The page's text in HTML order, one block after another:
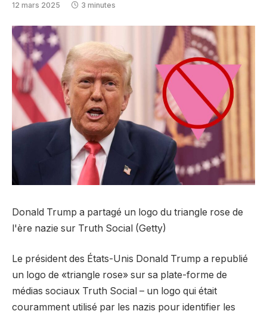
12 mars 2025 3 minutes
Donald Trump a partagé un logo du triangle rose de
l'ère nazie sur Truth Social (Getty)
Le président des États-Unis Donald Trump a republié
un logo de «triangle rose» sur sa plate-forme de
médias sociaux Truth Social – un logo qui était
couramment utilisé par les nazis pour identifier les